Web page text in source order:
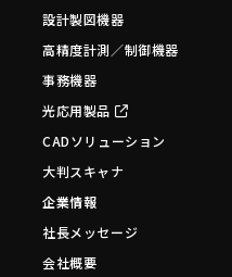
設計製図機器
高精度計測／制御機器
事務機器
光応用製品
CADソリューション
大判スキャナ
企業情報
社長メッセージ
会社概要